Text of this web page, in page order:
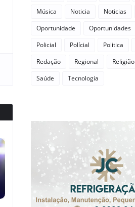
Música
Noticia Noticias
Oportunidade
Oportunidades
Policial
Polícial Politica
Redação
Regional Religião
Saúde
Tecnologia